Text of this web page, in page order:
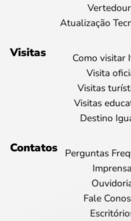
Atualização
Visitas
Como visitar
Visita
Visitas
Visitas
Destino
Contatos
Perguntas
Imprensa
Fale